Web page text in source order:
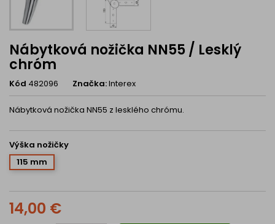
Nábytková nožička NN55 / Lesklý
chróm
Kód 482096 Značka:Interex
Nábytková nožička NN55 z lesklého chrómu.
Výška nožičky
115 mm
14,00 €